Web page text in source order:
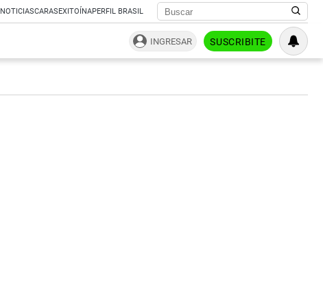
NOTICIASCARASEXITOÍNAPERFIL BRASIL
INGRESAR SUSCRIBITE